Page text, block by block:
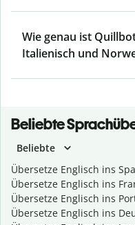
Wie genau ist
Italienisch und
Beliebte
Beliebte
Übersetze Englisch ins
Übersetze Englisch ins
Übersetze Englisch ins
Übersetze Englisch ins